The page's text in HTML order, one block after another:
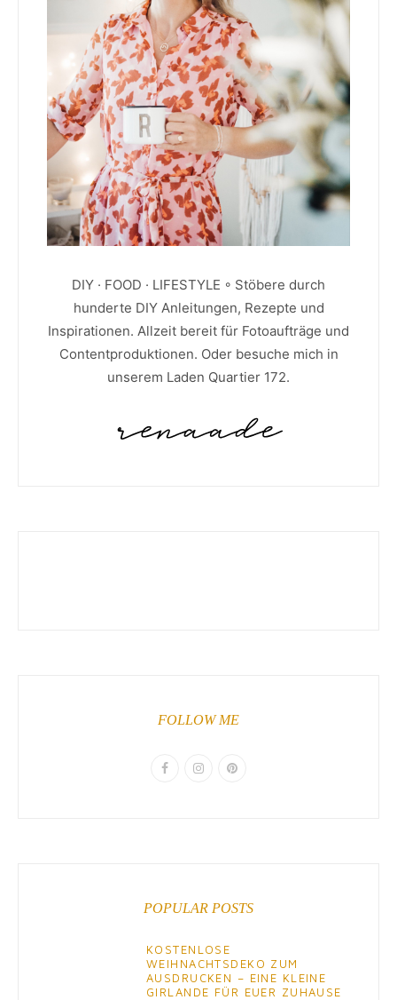
DIY · FOOD · LIFESTYLE ◦ Stöbere durch
hunderte DIY Anleitungen, Rezepte und
Inspirationen. Allzeit bereit für Fotoaufträge und
Contentproduktionen. Oder besuche mich in
unserem Laden Quartier 172.
FOLLOW ME
POPULAR POSTS
KOSTENLOSE
WEIHNACHTSDEKO ZUM
AUSDRUCKEN – EINE KLEINE
GIRLANDE FÜR EUER ZUHAUSE